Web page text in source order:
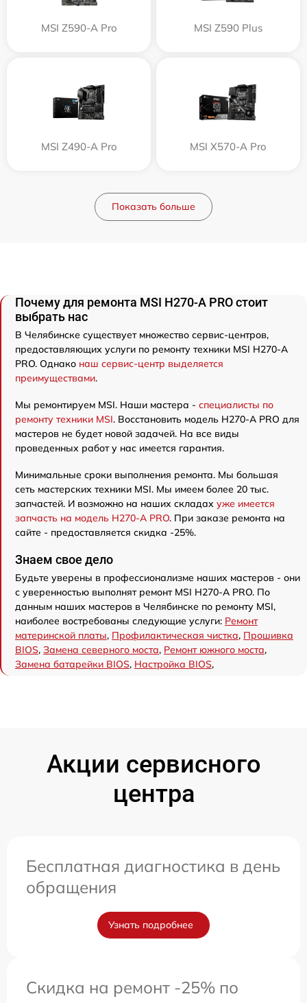
MSI Z590-A Pro MSI Z590 Plus
MSI Z490-A Pro MSI X570-A Pro
Показать больше
Почему для ремонта MSI H270-A PRO стоит
выбрать нас
В Челябинске существует множество сервис-центров,
предоставляющих услуги по ремонту техники MSI H270-A
PRO. Однако наш сервис-центр выделяется
преимуществами.
Мы ремонтируем MSI. Наши мастера - специалисты по
ремонту техники MSI. Восстановить модель H270-A PRO для
мастеров не будет новой задачей. На все виды
проведенных работ у нас имеется гарантия.
Минимальные сроки выполнения ремонта. Мы большая
сеть мастерских техники MSI. Мы имеем более 20 тыс.
запчастей. И возможно на наших складах уже имеется
запчасть на модель H270-A PRO. При заказе ремонта на
сайте - предоставляется скидка -25%.
Знаем свое дело
Будьте уверены в профессионализме наших мастеров - они
с уверенностью выполнят ремонт MSI H270-A PRO. По
данным наших мастеров в Челябинске по ремонту MSI,
наиболее востребованы следующие услуги: Ремонт
материнской платы, Профилактическая чистка, Прошивка
BIOS, Замена северного моста, Ремонт южного моста,
Замена батарейки BIOS, Настройка BIOS,
Акции сервисного
центра
Бесплатная диагностика в день
обращения
Узнать подробнее
Скидка на ремонт -25% по